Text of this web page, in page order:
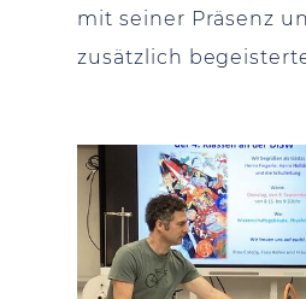
mit seiner Präsenz
zusätzlich